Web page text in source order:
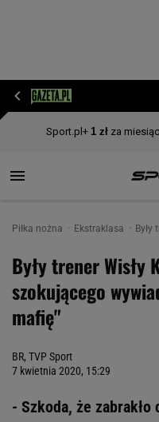
Piłka nożna Ekstraklasa
Były trener Wisły
szokującego
mafię"
BR, TVP Sport
7 kwietnia 2020, 15:29
- Szkoda, że